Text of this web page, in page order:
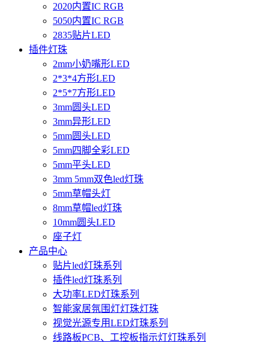
2020内置IC RGB
5050内置IC RGB
2835贴片LED
插件灯珠
2mm小奶嘴形LED
2*3*4方形LED
2*5*7方形LED
3mm圆头LED
3mm异形LED
5mm圆头LED
5mm四脚全彩LED
5mm平头LED
3mm 5mm双色led灯珠
5mm草帽头灯
8mm草帽led灯珠
10mm圆头LED
座子灯
产品中心
贴片led灯珠系列
插件led灯珠系列
大功率LED灯珠系列
智能家居氛围灯灯珠灯珠
视觉光源专用LED灯珠系列
线路板PCB、工控板指示灯灯珠系列